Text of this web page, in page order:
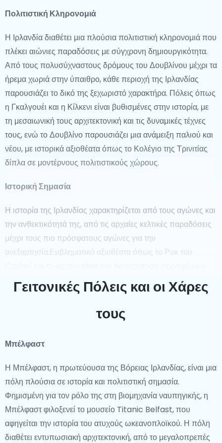
Πολιτιστική Κληρονομιά
Η Ιρλανδία διαθέτει μια πλούσια πολιτιστική κληρονομιά που
πλέκει αιώνιες παραδόσεις με σύγχρονη δημιουργικότητα.
Από τους πολυσύχναστους δρόμους του Δουβλίνου μέχρι τα
ήρεμα χωριά στην ύπαιθρο, κάθε περιοχή της Ιρλανδίας
παρουσιάζει το δικό της ξεχωριστό χαρακτήρα. Πόλεις όπως
η Γκαλγουέι και η Κίλκενι είναι βυθισμένες στην ιστορία, με
τη μεσαιωνική τους αρχιτεκτονική και τις δυναμικές τέχνες
τους, ενώ το Δουβλίνο παρουσιάζει μια ανάμειξη παλιού και
νέου, με ιστορικά αξιοθέατα όπως το Κολέγιο της Τρινιτίας
δίπλα σε μοντέρνους πολιτιστικούς χώρους.
Ιστορική Σημασία
Η ιστορία της Ιρλανδίας χαρακτηρίζεται από τους αγώνες και
την ανθεκτικότητά της, από τις αρχαίες κελτικές παραδόσεις
μέχρι τους πιο πρόσφατους αγώνες για την
ανεξαρτησία.Εμβληματικά αξιοθέατα όπως το Ροκ του
βαθιές εισβολές στο παρελθόν της χώρας. Η επίδραση της
Μεγάλης Λιμνοθάλασσας και ο δρόμος της χώρας προς την
Εμβληματικές Αξιοθέατα
Από τις εντυπωσιακές Καταρράκτες του Moher στα
καταπράσινα τοπία του Δακτυλίου της Κέρρυ, η Ιρλανδία
προσφέρει μια ποικιλία από αναπνευστικά αξιοθέατα. Η
Εθνική Πινακοθήκη και το Βιβλίο των Κελτών στο Κολέγιο
της Τρινιτάτας στο Δουβλίνο αναδεικνύουν τις καλλιτεχνικές
και επιστημονικές επιτεύξεις της χώρας. Για τους λάτρεις της
Γειτονικές Πόλεις και οι Χάρες
τους
Μπέλφαστ
Η Μπέλφαστ, η πρωτεύουσα της Βόρειας Ιρλανδίας, είναι μια
πόλη πλούσια σε ιστορία και πολιτιστική σημασία.
Φημισμένη για τον ρόλο της στη βιομηχανία ναυπηγικής, η
Μπέλφαστ φιλοξενεί το μουσείο Titanic Belfast, που
αφηγείται την ιστορία του ατυχούς ωκεανοπλοϊκού. Η πόλη
διαθέτει εντυπωσιακή αρχιτεκτονική, από το μεγαλοπρεπές